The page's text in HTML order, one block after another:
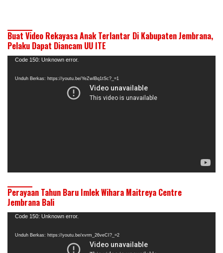
Buat Video Rekayasa Anak Terlantar Di Kabupaten Jembrana,
Pelaku Dapat Diancam UU ITE
Pemutar
Code 150: Unknown error.
Unduh Berkas: https://youtu.be/YeZwlBq1tSc?_=1
Perayaan Tahun Baru Imlek Wihara Maitreya Centre
Jembrana Bali
Pemutar
Code 150: Unknown error.
Unduh Berkas: https://youtu.be/xvrm_26veCI?_=2